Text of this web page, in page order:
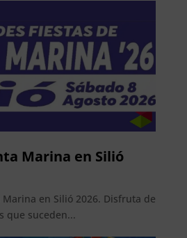
Marina en Silió
Marina en Silió 2026. Disfruta de
que suceden...